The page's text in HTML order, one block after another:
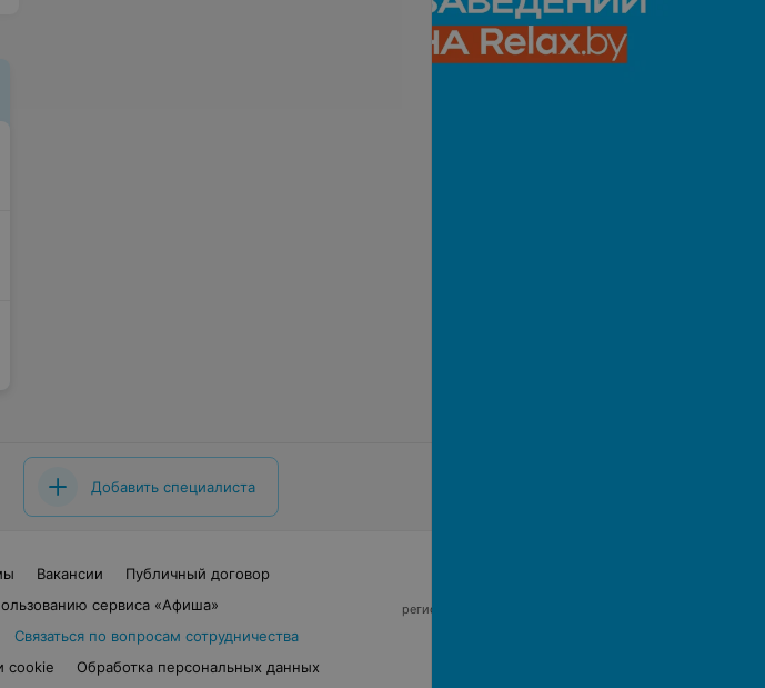
Добавить специалиста
Вакансии
Публичный договор
сервиса «Афиша»
Связаться по вопросам сотрудничества
cookie Обработка персональных данных
регистрирующий орган - Минский горисполком